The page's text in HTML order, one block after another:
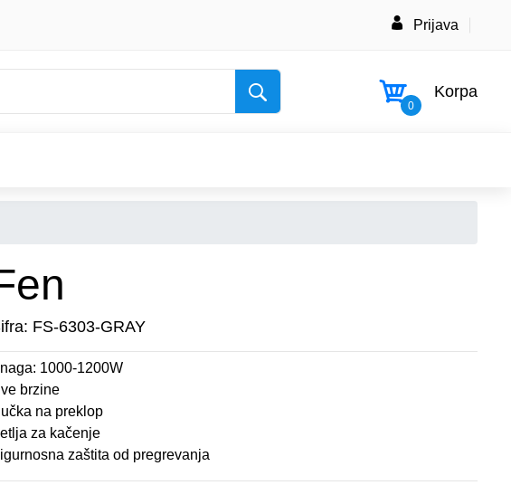
Prijava
0
Korpa
FS-6303-GRAY
1000-1200W
brzine
na preklop
za kačenje
zaštita od pregrevanja